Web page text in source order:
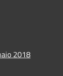
2018